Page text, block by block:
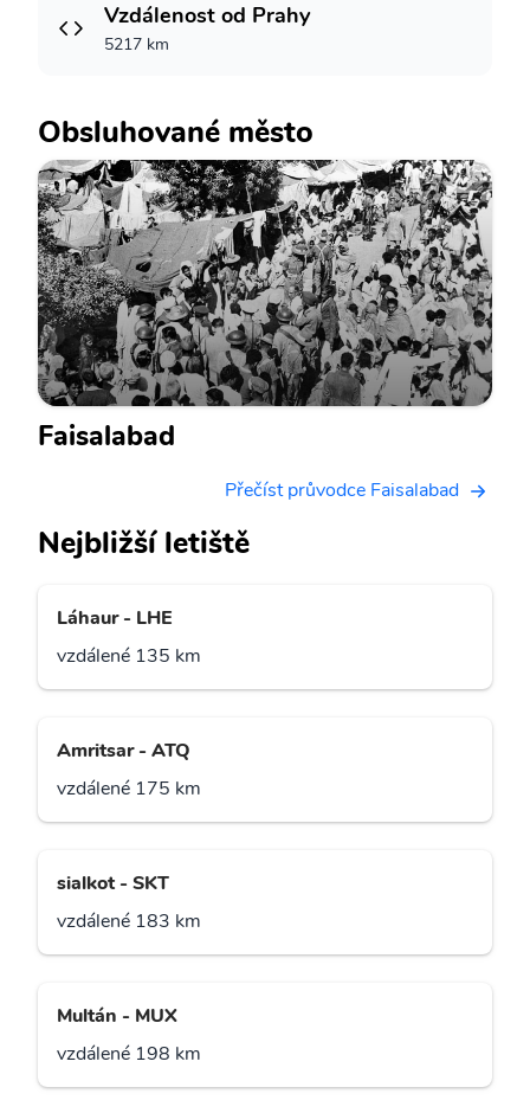
Vzdálenost od Prahy
5217 km
Obsluhované město
Faisalabad
Přečíst průvodce Faisalabad
Nejbližší letiště
Láhaur - LHE
vzdálené 135 km
Amritsar - ATQ
vzdálené 175 km
sialkot - SKT
vzdálené 183 km
Multán - MUX
vzdálené 198 km